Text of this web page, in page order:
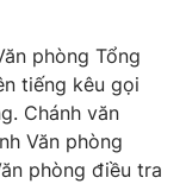
số 483/GP-BTTTT
phòng Tổng
tiếng kêu gọi
Chánh văn
Văn phòng
phòng điều tra